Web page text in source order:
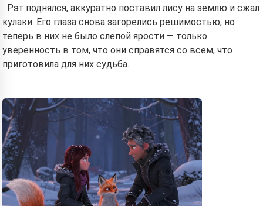
Рэт поднялся, аккуратно поставил лису на землю и сжал
кулаки. Его глаза снова загорелись решимостью, но
теперь в них не было слепой ярости — только
уверенность в том, что они справятся со всем, что
приготовила для них судьба.